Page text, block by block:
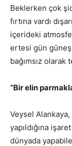
Beklerken çok
fırtına vardı
içerideki
ertesi gün güneş
bağımsız olarak
“Bir elin
Veysel
yapıldığına
dünyada